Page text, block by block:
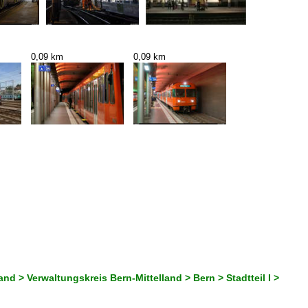
0,09 km 0,09 km
> Verwaltungskreis Bern-Mittelland > Bern > Stadtteil I >